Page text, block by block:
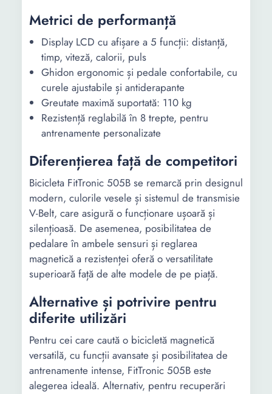
Metrici de performanță
Display LCD cu afișare a 5 funcții: distanță,
timp, viteză, calorii, puls
Ghidon ergonomic și pedale confortabile, cu
curele ajustabile și antiderapante
Greutate maximă suportată: 110 kg
Rezistență reglabilă în 8 trepte, pentru
antrenamente personalizate
Diferențierea față de competitori
Bicicleta FitTronic 505B se remarcă prin designul
modern, culorile vesele și sistemul de transmisie
V-Belt, care asigură o funcționare ușoară și
silențioasă. De asemenea, posibilitatea de
pedalare în ambele sensuri și reglarea
magnetică a rezistenței oferă o versatilitate
superioară față de alte modele de pe piață.
Alternative și potrivire pentru
diferite utilizări
Pentru cei care caută o bicicletă magnetică
versatilă, cu funcții avansate și posibilitatea de
antrenamente intense, FitTronic 505B este
alegerea ideală. Alternativ, pentru recuperări